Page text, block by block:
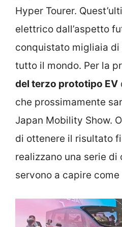
Hyper Tourer.
elettrico dall’aspetto
conquistato migliaia
tutto il mondo. Per la
del terzo prototipo EV
che prossimamente
Japan Mobility Show.
di ottenere il risultato
realizzano una serie di
servono a capire come